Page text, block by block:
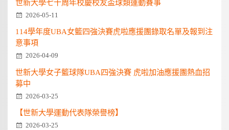
世新大學七十周年校慶校友盃球類運動賽事
2026-05-11
114學年度UBA女籃四強決賽虎啦應援團錄取名單及報到注
意事項
2026-04-09
世新大學女子籃球隊UBA四強決賽 虎啦加油應援團熱血招
募中
2026-03-25
【世新大學運動代表隊榮譽榜】
2026-03-25